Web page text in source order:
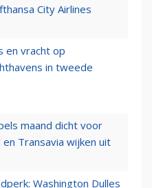
City Airlines
en vracht op
in tweede
maand dicht voor
Transavia wijken uit
Washington Dulles